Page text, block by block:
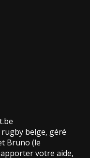
belge, géré
Bruno (le
votre aide,